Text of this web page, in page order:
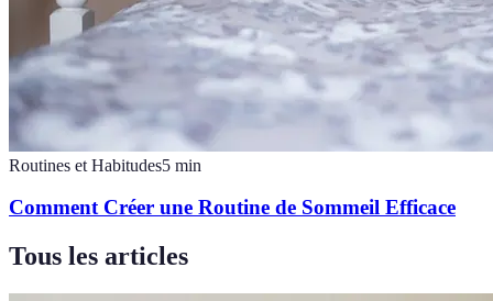
Routines et Habitudes5 min
Comment Créer une Routine de Sommeil Efficace
Tous les articles